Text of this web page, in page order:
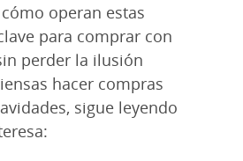
operan estas
para comprar con
perder la ilusión
hacer compras
sigue leyendo